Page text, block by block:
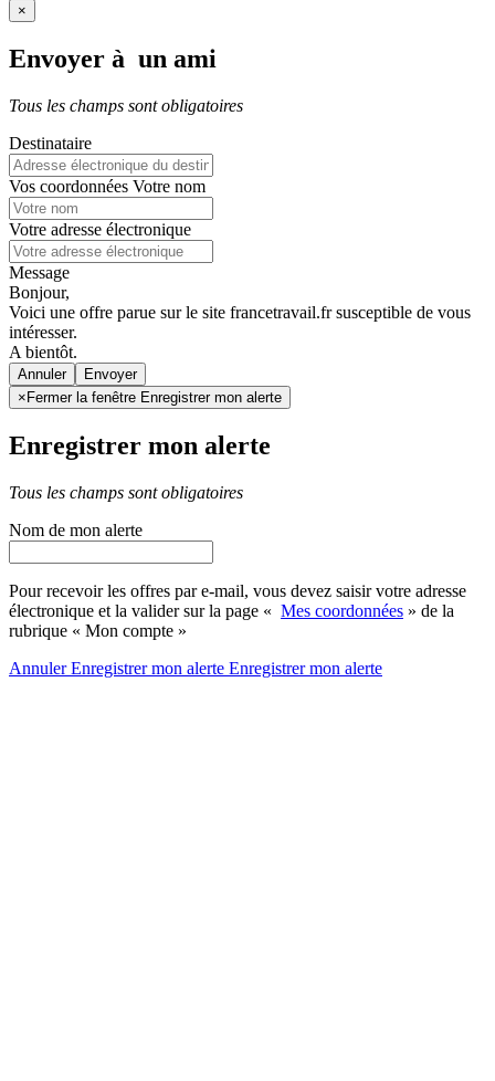
×
Envoyer à un ami
Tous les champs sont obligatoires
Destinataire
Vos coordonnées Votre nom
Votre adresse électronique
Message
Bonjour,
Voici une offre parue sur le site francetravail.fr susceptible de vous
intéresser.
A bientôt.
Annuler
× Fermer la fenêtre Enregistrer mon alerte
Enregistrer mon alerte
Tous les champs sont obligatoires
Nom de mon alerte
Pour recevoir les offres par e-mail, vous devez saisir votre adresse
électronique et la valider sur la page « Mes coordonnées » de la
rubrique « Mon compte »
AnnulerEnregistrer mon alerte Enregistrermon alerte